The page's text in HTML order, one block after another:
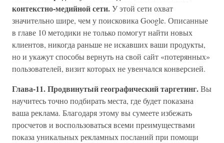
контекстно-медийной сети.У этой сети охват
значительно шире, чем у поисковика Google. Описанные
в главе 10 методики не только помогут найти новых
клиентов, никогда раньше не искавших ваши продукты,
но и укажут способы вернуть на свой сайт «потерянных»
пользователей, визит которых не увенчался конверсией.
Глава-11. Продвинутый географический таргетинг.Вы
научитесь точно подбирать места, где будет показана
ваша реклама. Благодаря этому вы сумеете избежать
просчетов и воспользоваться всеми преимуществами
показа уникальных рекламных посланий при помощи